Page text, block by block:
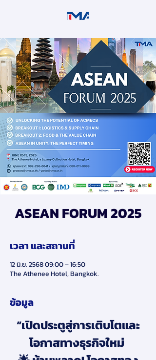
ASEAN FORUM 2025
เวลา และสถานที่
12 มิ.ย. 2568 09:00 – 16:50
The Athenee Hotel, Bangkok.
ข้อมูล
“เปิดประตูสู่การเติบโตและ
โอกาสทางธุรกิจใหม่